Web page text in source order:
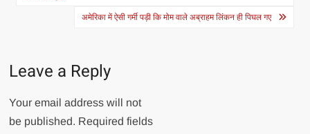
अमेरिका में ऐसी गर्मी पड़ी कि मोम वाले अब्राहम लिंकन ही पिघल गए
Leave a Reply
Your email address will not
be published. Required fields